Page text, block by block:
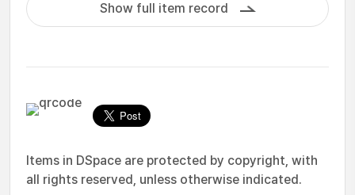
Show full item record
Items in DSpace are protected by copyright, with
all rights reserved, unless otherwise indicated.